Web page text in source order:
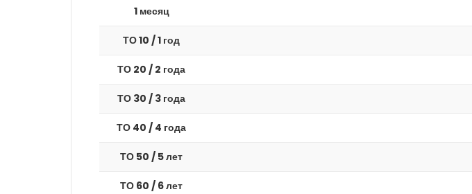
1 месяц
ТО 10 / 1 год
ТО 20 / 2 года
ТО 30 / 3 года
ТО 40 / 4 года
ТО 50 / 5 лет
ТО 60 / 6 лет